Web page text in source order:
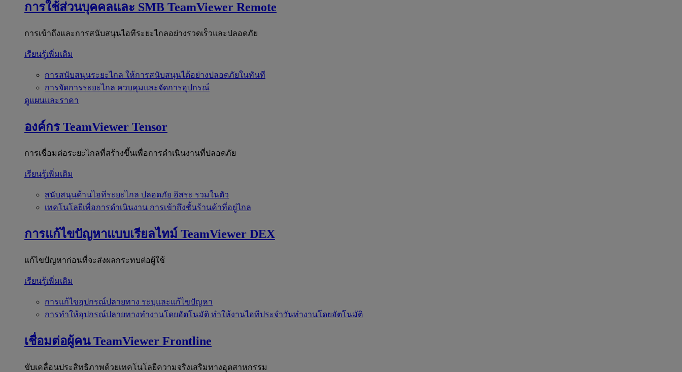
การใช้ส่วนบุคคลและ SMB TeamViewer Remote
การเข้าถึงและการสนับสนุนไอทีระยะไกลอย่างรวดเร็วและปลอดภัย
เรียนรู้เพิ่มเติม
การสนับสนุนระยะไกล ให้การสนับสนุนได้อย่างปลอดภัยในทันที
การจัดการระยะไกล ควบคุมและจัดการอุปกรณ์
ดูแผนและราคา
องค์กร TeamViewer Tensor
การเชื่อมต่อระยะไกลที่สร้างขึ้นเพื่อการดำเนินงานที่ปลอดภัย
เรียนรู้เพิ่มเติม
สนับสนุนด้านไอทีระยะไกล ปลอดภัย อิสระ รวมในตัว
เทคโนโลยีเพื่อการดำเนินงาน การเข้าถึงชั้นร้านค้าที่อยู่ไกล
การแก้ไขปัญหาแบบเรียลไทม์ TeamViewer DEX
แก้ไขปัญหาก่อนที่จะส่งผลกระทบต่อผู้ใช้
เรียนรู้เพิ่มเติม
การแก้ไขอุปกรณ์ปลายทาง ระบุและแก้ไขปัญหา
การทำให้อุปกรณ์ปลายทางทำงานโดยอัตโนมัติ ทำให้งานไอทีประจำวันทำงานโดยอัตโนมัติ
เชื่อมต่อผู้คน TeamViewer Frontline
ขับเคลื่อนประสิทธิภาพด้วยเทคโนโลยีความจริงเสริมทางอุตสาหกรรม